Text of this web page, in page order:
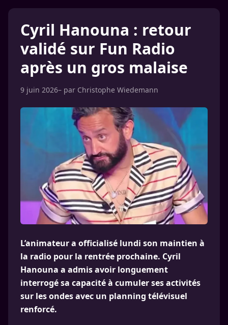
Cyril Hanouna : retour
validé sur Fun Radio
après un gros malaise
9 juin 2026– par Christophe Wiedemann
L’animateur a officialisé lundi son maintien à
la radio pour la rentrée prochaine. Cyril
Hanouna a admis avoir longuement
interrogé sa capacité à cumuler ses activités
sur les ondes avec un planning télévisuel
renforcé.